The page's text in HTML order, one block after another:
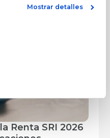
Mostrar detalles
Renta SRI 2026